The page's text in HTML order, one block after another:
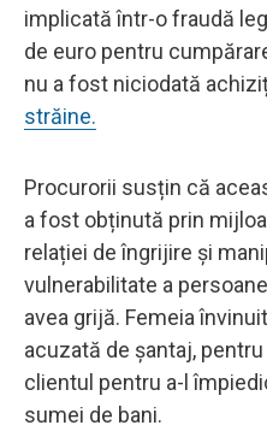
implicată într-o fraudă
de euro pentru
nu a fost niciodată
străine.
Procurorii susțin că
a fost obținută prin
relației de îngrijire și
vulnerabilitate a
avea grijă. Femeia
acuzată de șantaj,
clientul pentru a-l
sumei de bani.